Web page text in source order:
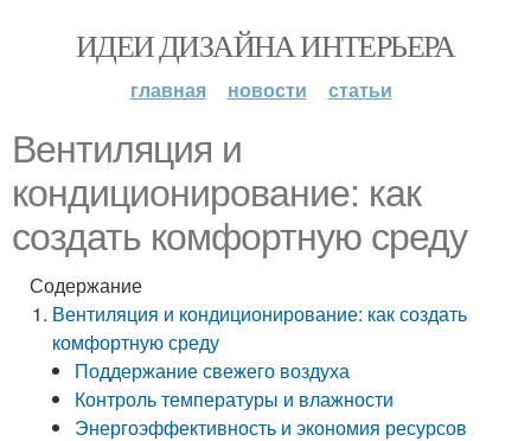
ИДЕИ ДИЗАЙНА ИНТЕРЬЕРА
главная новости статьи
Вентиляция и
кондиционирование: как
создать комфортную среду
Содержание
Вентиляция и кондиционирование: как создать
комфортную среду
Поддержание свежего воздуха
Контроль температуры и влажности
Энергоэффективность и экономия ресурсов